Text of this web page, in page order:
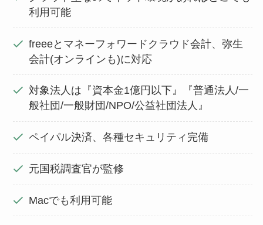
利用可能
freeeとマネーフォワードクラウド会計、弥生
会計(オンラインも)に対応
対象法人は『資本金1億円以下』『普通法人/一
般社団/一般財団/NPO/公益社団法人』
ペイパル決済、各種セキュリティ完備
元国税調査官が監修
Macでも利用可能